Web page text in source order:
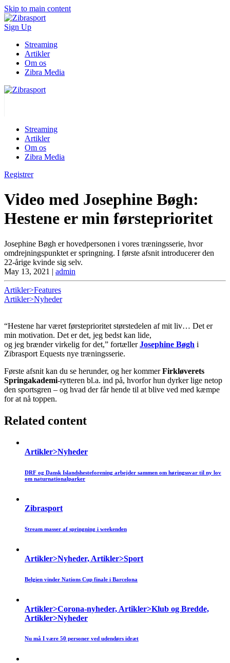
Skip to main content
Sign Up
Streaming
Artikler
Om os
Zibra Media
Streaming
Artikler
Om os
Zibra Media
Registrer
Video med Josephine Bøgh:
Hestene er min førsteprioritet
Josephine Bøgh er hovedpersonen i vores træningsserie, hvor
omdrejningspunktet er springning. I første afsnit introducerer den
22-årige kvinde sig selv.
May 13, 2021 | admin
Artikler>Features
Artikler>Nyheder
“Hestene har været førsteprioritet størstedelen af mit liv… Det er
min motivation. Det er det, jeg bedst kan lide,
og jeg brænder virkelig for det,” fortællerJosephine Bøgh i
Zibrasport Equests nye træningsserie.
Første afsnit kan du se herunder, og her kommerFirkløverets
Springakademi-rytteren bl.a. ind på, hvorfor hun dyrker lige netop
den sportsgren – og hvad der får hende til at blive ved med kæmpe
for at nå toppen.
Related content
Artikler>Nyheder
DRF og Dansk Islandshesteforening arbejder sammen om høringssvar til ny lov
om naturnationalparker
Zibrasport
Stream masser af springning i weekenden
Artikler>Nyheder, Artikler>Sport
Belgien vinder Nations Cup finale i Barcelona
Artikler>Corona-nyheder, Artikler>Klub og Bredde,
Artikler>Nyheder
Nu må I være 50 personer ved udendørs idræt